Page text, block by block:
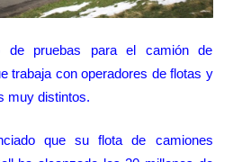
de pruebas para el camión de
trabaja con operadores de flotas y
muy distintos.
que su flota de camiones